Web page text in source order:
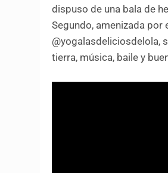
dispuso de una bala de
Segundo, amenizada
@yogalasdeliciosdelola,
tierra, música, baile y